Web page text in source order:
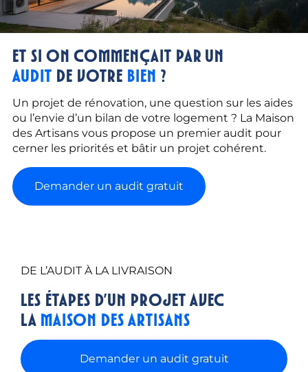
Et si on commençait par un
audit de votre bien ?
Un projet de rénovation, une question sur les aides
ou l’envie d’un bilan de votre logement ? La Maison
des Artisans vous propose un premier audit pour
cerner les priorités et bâtir un projet cohérent.
Demander un audit gratuit
DE L’AUDIT À LA LIVRAISON
Les étapes d’un projet avec
la Maison des Artisans
Demander un audit gratuit